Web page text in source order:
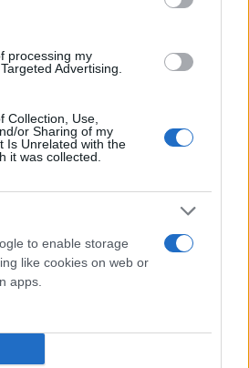
processing my
Advertising.
Collection, Use,
or Sharing of my
Is Unrelated with the
it was collected.
to enable storage
like cookies on web or
apps.